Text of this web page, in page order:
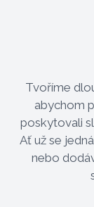
Tvoříme
abychom
poskytovali
Ať už se
nebo